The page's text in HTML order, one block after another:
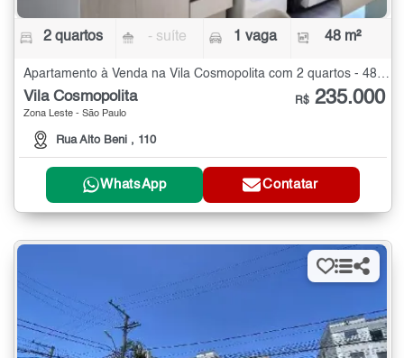
2 quartos - suíte 1 vaga 48 m²
Vila Cosmopolita
Zona Leste - São Paulo
Rua Alto Beni , 110
R$ 235.000
WhatsApp Contatar